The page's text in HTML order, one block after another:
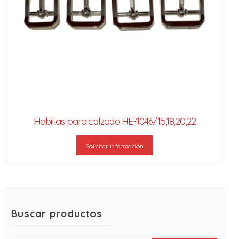
Hebillas para calzado HE-1046/15,18,20,22
Solicitar información
Buscar productos